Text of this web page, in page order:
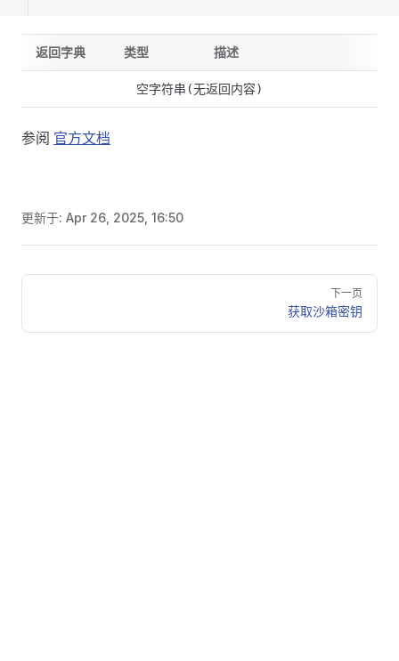
返回字典 类型 描述
空字符串(无返回内容)
参阅 官方文档
更新于: Apr 26, 2025, 16:50
Pager
下一页
获取沙箱密钥